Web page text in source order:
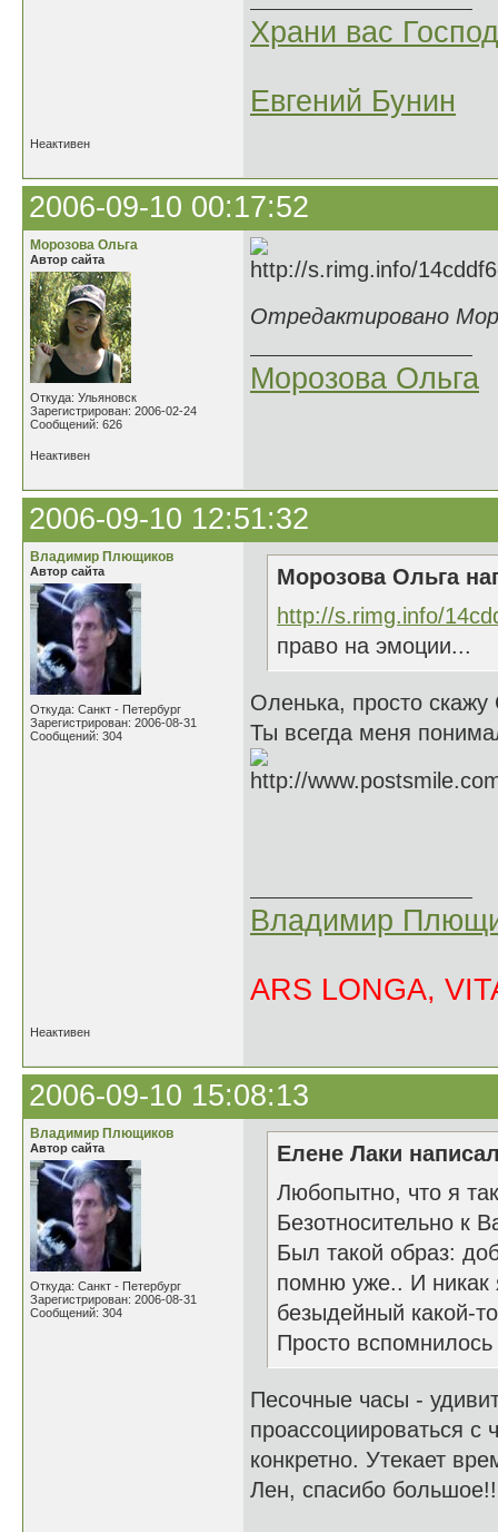
Храни вас
Евгений Бунин
Неактивен
2006-09-10 00:17:52
Морозова Ольга
Автор сайта
Откуда: Ульяновск
Зарегистрирован: 2006-02-24
Сообщений: 626
Отредактировано
Морозова Ольга
Неактивен
2006-09-10 12:51:32
Владимир Плющиков
Автор сайта
Откуда: Санкт - Петербург
Зарегистрирован: 2006-08-31
Сообщений: 304
Морозова Ольга
http://s.rimg.info/
право на эмоции...
Оленька, просто
Ты всегда меня
Владимир
ARS LONGA,
Неактивен
2006-09-10 15:08:13
Владимир Плющиков
Автор сайта
Откуда: Санкт - Петербург
Зарегистрирован: 2006-08-31
Сообщений: 304
Елене Лаки
Любопытно, что я
Безотносительно к
Был такой образ:
помню уже.. И никак
безыдейный какой-
Просто
Песочные часы -
проассоциироваться
конкретно. Утекает
Лен, спасибо